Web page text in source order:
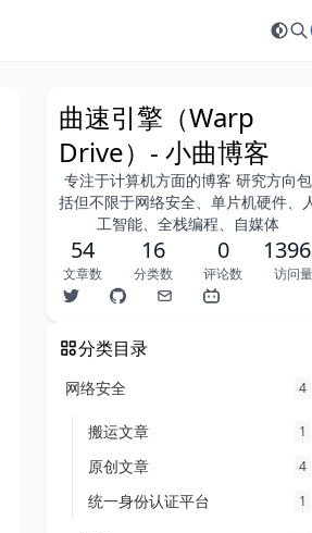
曲速引擎（Warp
Drive）- 小曲博客
专注于计算机方面的博客 研究方向包
括但不限于网络安全、单片机硬件、
工智能、全栈编程、自媒体
54
文章数
16
分类数
0
评论数 访问量
分类目录
网络安全 4
搬运文章 1
原创文章 4
统一身份认证平台 1